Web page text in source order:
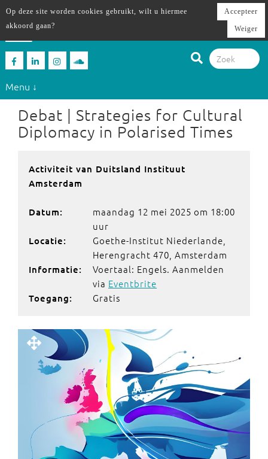
Menu ↓
Debat | Strategies for Cultural
Diplomacy in Polarised Times
Activiteit van Duitsland Instituut
Amsterdam
Datum:
maandag 12 mei 2025 om 18:00
uur
Locatie:
Goethe-Institut Niederlande,
Herengracht 470, Amsterdam
Informatie:
Voertaal: Engels. Aanmelden
via Eventbrite
Toegang: Gratis
Op deze site worden cookies gebruikt, wilt u hiermee
akkoord gaan?
Accepteer
Weiger